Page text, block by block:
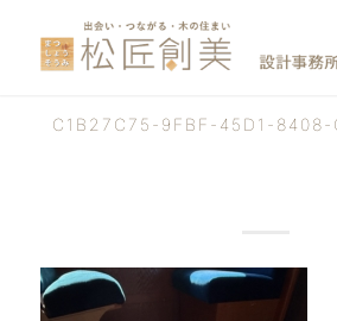
C1B27C75-9FBF-45D1-8408-